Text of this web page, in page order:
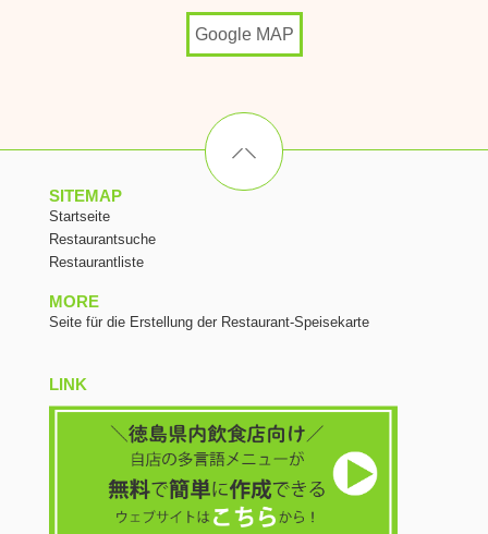
Google MAP
SITEMAP
Startseite
Restaurantsuche
Restaurantliste
MORE
Seite für die Erstellung der Restaurant-Speisekarte
LINK